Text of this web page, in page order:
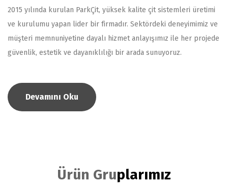
2015 yılında kurulan ParkÇit, yüksek kalite çit sistemleri üretimi
ve kurulumu yapan lider bir firmadır. Sektördeki deneyimimiz ve
müşteri memnuniyetine dayalı hizmet anlayışımız ile her projede
güvenlik, estetik ve dayanıklılığı bir arada sunuyoruz.
Devamını Oku
Ürün Gruplarımız